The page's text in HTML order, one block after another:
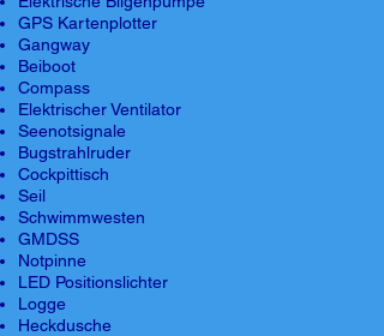
GPS Kartenplotter
Gangway
Beiboot
Compass
Elektrischer Ventilator
Seenotsignale
Bugstrahlruder
Cockpittisch
Seil
Schwimmwesten
GMDSS
Notpinne
LED Positionslichter
Logge
Heckdusche